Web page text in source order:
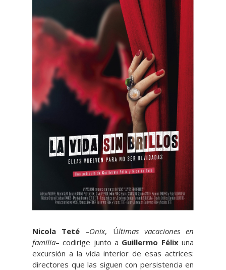
Nicola Teté –Onix, Últimas vacaciones en
familia– codirige junto a Guillermo Félixuna
excursión a la vida interior de esas actrices:
directores que las siguen con persistencia en